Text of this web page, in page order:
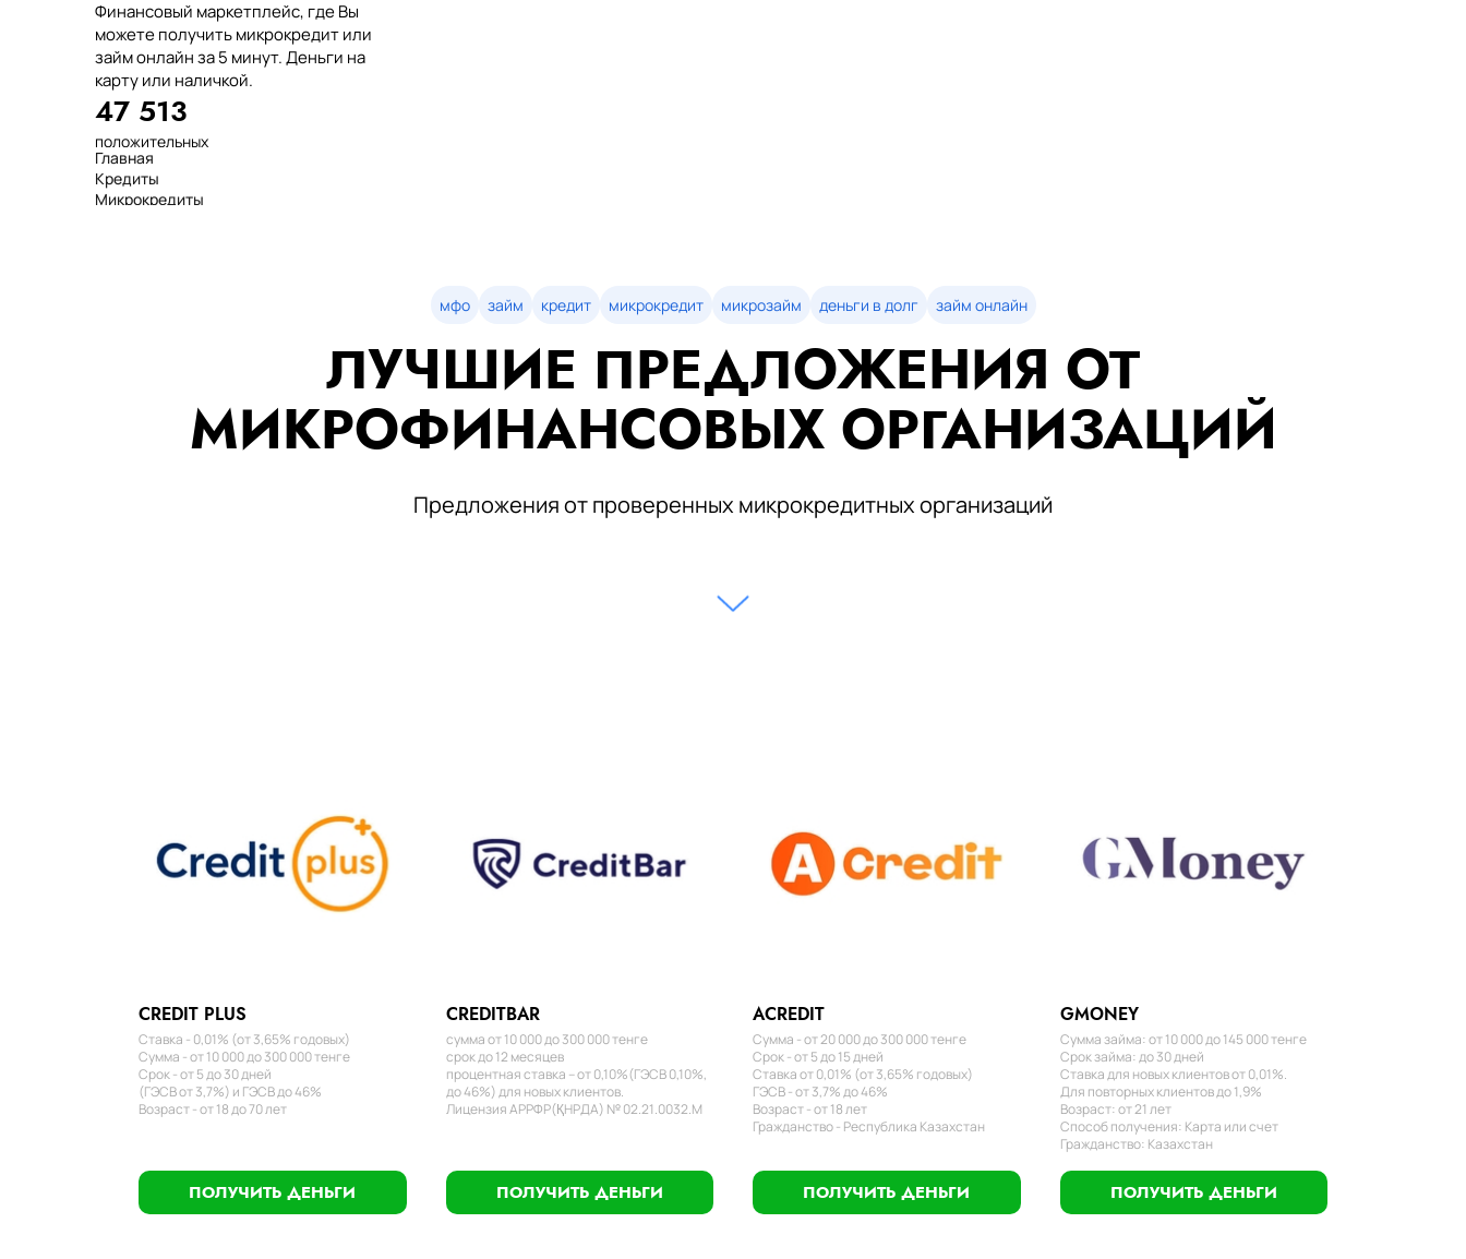
Финансовый маркетплейс, где Вы
можете получить микрокредит или
займ онлайн за 5 минут. Деньги на
карту или наличкой.
47 513
положительных
отзывов
тенге выдано
нашим клиентам
7 минут
Главная
Кредиты
Микрокредиты
мфо займ кредит микрокредит микрозайм деньги в долг займ онлайн
ЛУЧШИЕ ПРЕДЛОЖЕНИЯ ОТ
МИКРОФИНАНСОВЫХ ОРГАНИЗАЦИЙ
Предложения от проверенных микрокредитных организаций
CREDIT PLUS
Ставка - 0,01% (от 3,65% годовых)
Сумма - от 10 000 до 300 000 тенге
Срок - от 5 до 30 дней
(ГЭСВ от 3,7%) и ГЭСВ до 46%
Возраст - от 18 до 70 лет
ПОЛУЧИТЬ ДЕНЬГИ
CREDITBAR
сумма от 10 000 до 300 000 тенге
срок до 12 месяцев
процентная ставка – от 0,10%(ГЭСВ 0,10%,
до 46%) для новых клиентов.
Лицензия АРРФР(ҚНРДА) № 02.21.0032.М
ПОЛУЧИТЬ ДЕНЬГИ
ACREDIT
Сумма - от 20 000 до 300 000 тенге
Срок - от 5 до 15 дней
Ставка от 0,01% (от 3,65% годовых)
ГЭСВ - от 3,7% до 46%
Возраст - от 18 лет
Гражданство - Республика Казахстан
ПОЛУЧИТЬ ДЕНЬГИ
GMONEY
Сумма займа: от 10 000 до 145 000 тенге
Срок займа: до 30 дней
Ставка для новых клиентов от 0,01%.
Для повторных клиентов до 1,9%
Возраст: от 21 лет
Способ получения: Карта или счет
Гражданство: Казахстан
ПОЛУЧИТЬ ДЕНЬГИ